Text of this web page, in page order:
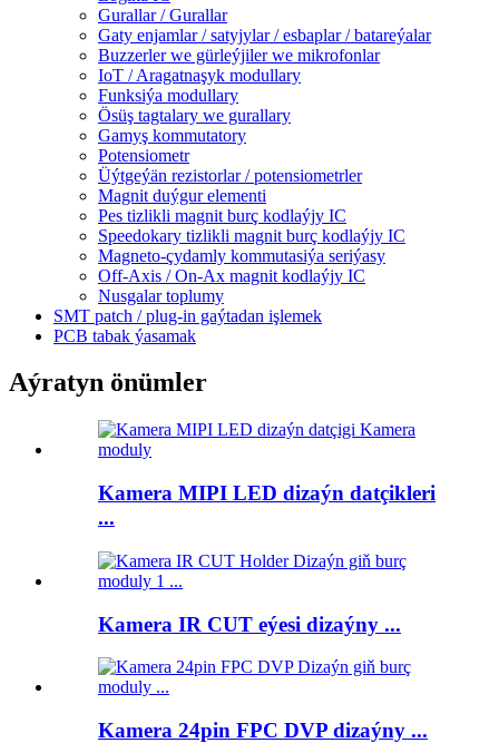
Gurallar / Gurallar
Gaty enjamlar / satyjylar / esbaplar / batareýalar
Buzzerler we gürleýjiler we mikrofonlar
IoT / Aragatnaşyk modullary
Funksiýa modullary
Ösüş tagtalary we gurallary
Gamyş kommutatory
Potensiometr
Üýtgeýän rezistorlar / potensiometrler
Magnit duýgur elementi
Pes tizlikli magnit burç kodlaýjy IC
Speedokary tizlikli magnit burç kodlaýjy IC
Magneto-çydamly kommutasiýa seriýasy
Off-Axis / On-Ax magnit kodlaýjy IC
Nusgalar toplumy
SMT patch / plug-in gaýtadan işlemek
PCB tabak ýasamak
Aýratyn önümler
Kamera MIPI LED dizaýn datçikleri
...
Kamera IR CUT eýesi dizaýny ...
Kamera 24pin FPC DVP dizaýny ...